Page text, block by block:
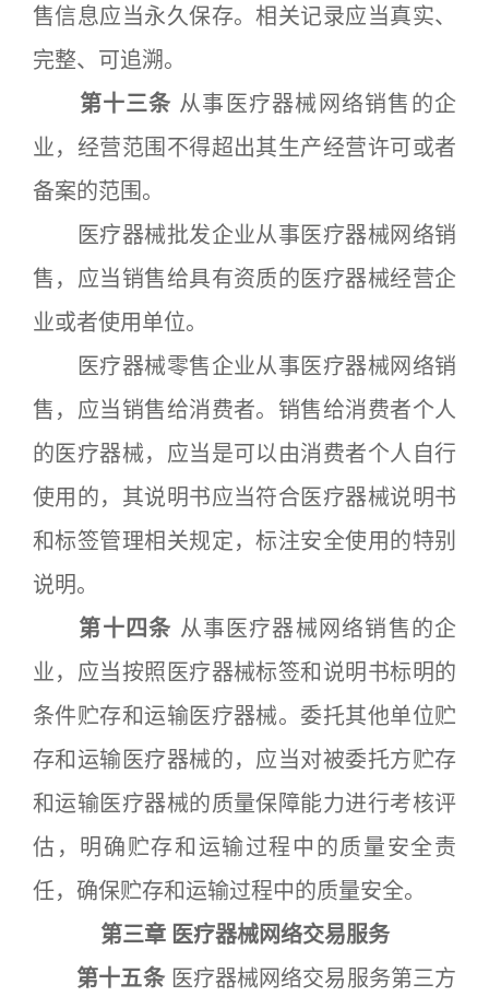
售信息应当永久保存。相关记录应当真实、
完整、可追溯。
第十三条 从事医疗器械网络销售的企
业，经营范围不得超出其生产经营许可或者
备案的范围。
医疗器械批发企业从事医疗器械网络销
售，应当销售给具有资质的医疗器械经营企
业或者使用单位。
医疗器械零售企业从事医疗器械网络销
售，应当销售给消费者。销售给消费者个人
的医疗器械，应当是可以由消费者个人自行
使用的，其说明书应当符合医疗器械说明书
和标签管理相关规定，标注安全使用的特别
说明。
第十四条 从事医疗器械网络销售的企
业，应当按照医疗器械标签和说明书标明的
条件贮存和运输医疗器械。委托其他单位贮
存和运输医疗器械的，应当对被委托方贮存
和运输医疗器械的质量保障能力进行考核评
估，明确贮存和运输过程中的质量安全责
任，确保贮存和运输过程中的质量安全。
第三章 医疗器械网络交易服务
第十五条医疗器械网络交易服务第三方